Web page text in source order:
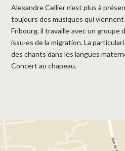
Alexandre Cellier n’est plus à
toujours des musiques qui
Fribourg, il travaille avec un
issu·es de la migration. La
des chants dans les langues
Concert au chapeau.